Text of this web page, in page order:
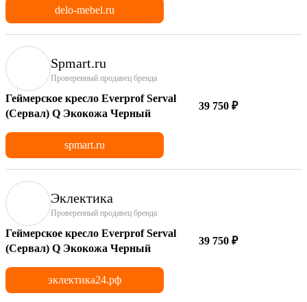
delo-mebel.ru
Spmart.ru
Проверенный продавец бренда
Геймерское кресло Everprof Serval
(Сервал) Q Экокожа Черный
39 750 ₽
spmart.ru
Эклектика
Проверенный продавец бренда
Геймерское кресло Everprof Serval
(Сервал) Q Экокожа Черный
39 750 ₽
эклектика24.рф